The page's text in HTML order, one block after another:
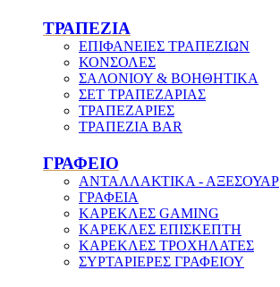
ΤΡΑΠΕΖΙΑ
ΕΠΙΦΑΝΕΙΕΣ ΤΡΑΠΕΖΙΩΝ
ΚΟΝΣΟΛΕΣ
ΣΑΛΟΝΙΟΥ & ΒΟΗΘΗΤΙΚΑ
ΣΕΤ ΤΡΑΠΕΖΑΡΙΑΣ
ΤΡΑΠΕΖΑΡΙΕΣ
ΤΡΑΠΕΖΙΑ BAR
ΓΡΑΦΕΙΟ
ΑΝΤΑΛΛΑΚΤΙΚΑ - ΑΞΕΣΟΥΑΡ
ΓΡΑΦΕΙΑ
ΚΑΡΕΚΛΕΣ GAMING
ΚΑΡΕΚΛΕΣ ΕΠΙΣΚΕΠΤΗ
ΚΑΡΕΚΛΕΣ ΤΡΟΧΗΛΑΤΕΣ
ΣΥΡΤΑΡΙΕΡΕΣ ΓΡΑΦΕΙΟΥ